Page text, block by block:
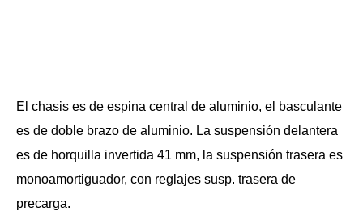
El chasis es de espina central de aluminio, el basculante
es de doble brazo de aluminio. La suspensión delantera
es de horquilla invertida 41 mm, la suspensión trasera es
monoamortiguador, con reglajes susp. trasera de
precarga.